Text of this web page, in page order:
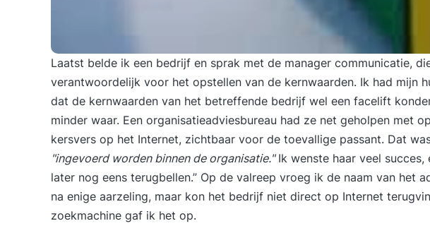
Laatst belde ik een bedrijf en sprak met de manager communicatie,
verantwoordelijk voor het opstellen van de kernwaarden. Ik had mijn
dat de kernwaarden van het betreffende bedrijf wel een facelift
minder waar. Een organisatieadviesbureau had ze net geholpen met
kersvers op het Internet, zichtbaar voor de toevallige passant. Dat
"ingevoerd worden binnen de organisatie."Ik wenste haar veel
later nog eens terugbellen.” Op de valreep vroeg ik de naam van het
na enige aarzeling, maar kon het bedrijf niet direct op Internet
zoekmachine gaf ik het op.